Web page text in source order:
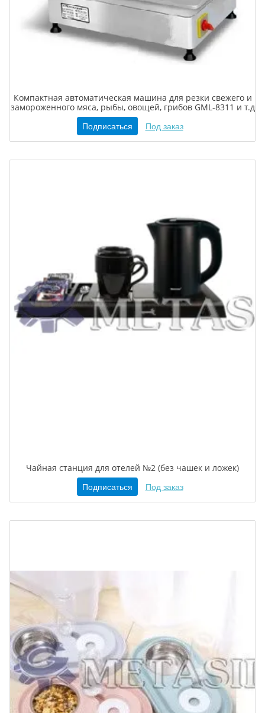
Компактная автоматическая машина для резки свежего и
замороженного мяса, рыбы, овощей, грибов GML-8311 и т.д
Подписаться Под заказ
Чайная станция для отелей №2 (без чашек и ложек)
Подписаться Под заказ